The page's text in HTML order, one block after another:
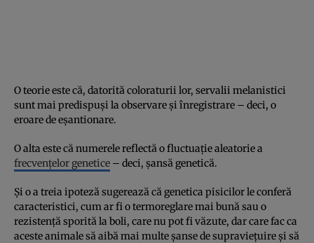
O teorie este că, datorită coloraturii lor, servalii melanistici
sunt mai predispuși la observare și înregistrare – deci, o
eroare de eșantionare.
O alta este că numerele reflectă o fluctuație aleatorie a
frecvențelor genetice – deci, șansă genetică.
Și o a treia ipoteză sugerează că genetica pisicilor le conferă
caracteristici, cum ar fi o termoreglare mai bună sau o
rezistență sporită la boli, care nu pot fi văzute, dar care fac ca
aceste animale să aibă mai multe șanse de supraviețuire și să